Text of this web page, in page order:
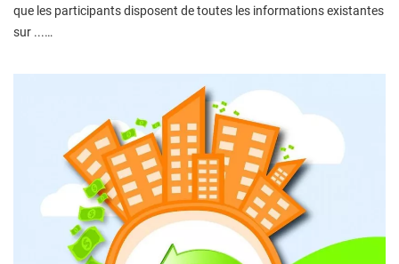
que les participants disposent de toutes les informations existantes
sur ...…